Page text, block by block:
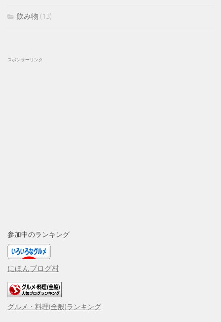
飲み物 (13)
スポンサーリンク
参加中のランキング
にほんブログ村
グルメ・料理(全般)ランキング